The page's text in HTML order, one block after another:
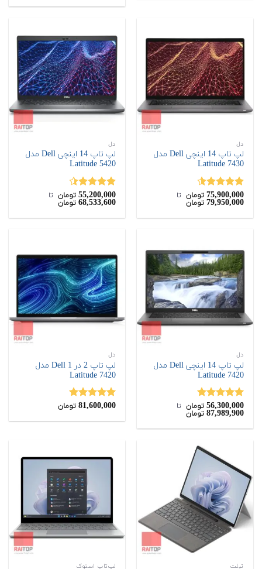
دل
لپ تاپ 14 اینچی Dell مدل
Latitude 7430
نمره4.50
از 5
75,900,000 تومان ‌ تا ‌
79,950,000 تومان
دل
لپ تاپ 14 اینچی Dell مدل
Latitude 5420
نمره4.38
از 5
55,200,000 تومان ‌ تا ‌
68,533,600 تومان
دل
لپ تاپ 14 اینچی Dell مدل
Latitude 7420
نمره5.00
از 5
56,300,000 تومان ‌ تا ‌
87,989,900 تومان
دل
لپ تاپ 2 در 1 Dell مدل
Latitude 7420
نمره5.00
81,600,000 تومان
تبلت لپ‌تاپ استوک